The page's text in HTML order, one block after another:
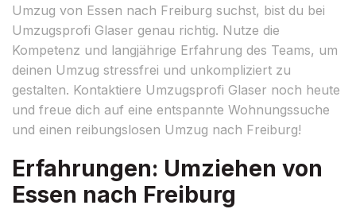
Umzug von Essen nach Freiburg suchst, bist du bei
Umzugsprofi Glaser genau richtig. Nutze die
Kompetenz und langjährige Erfahrung des Teams, um
deinen Umzug stressfrei und unkompliziert zu
gestalten. Kontaktiere Umzugsprofi Glaser noch heute
und freue dich auf eine entspannte Wohnungssuche
und einen reibungslosen Umzug nach Freiburg!
Erfahrungen: Umziehen von
Essen nach Freiburg